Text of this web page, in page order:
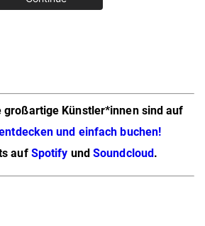
großartige Künstler*innen sind auf
und einfach buchen!
auf Spotify und Soundcloud.